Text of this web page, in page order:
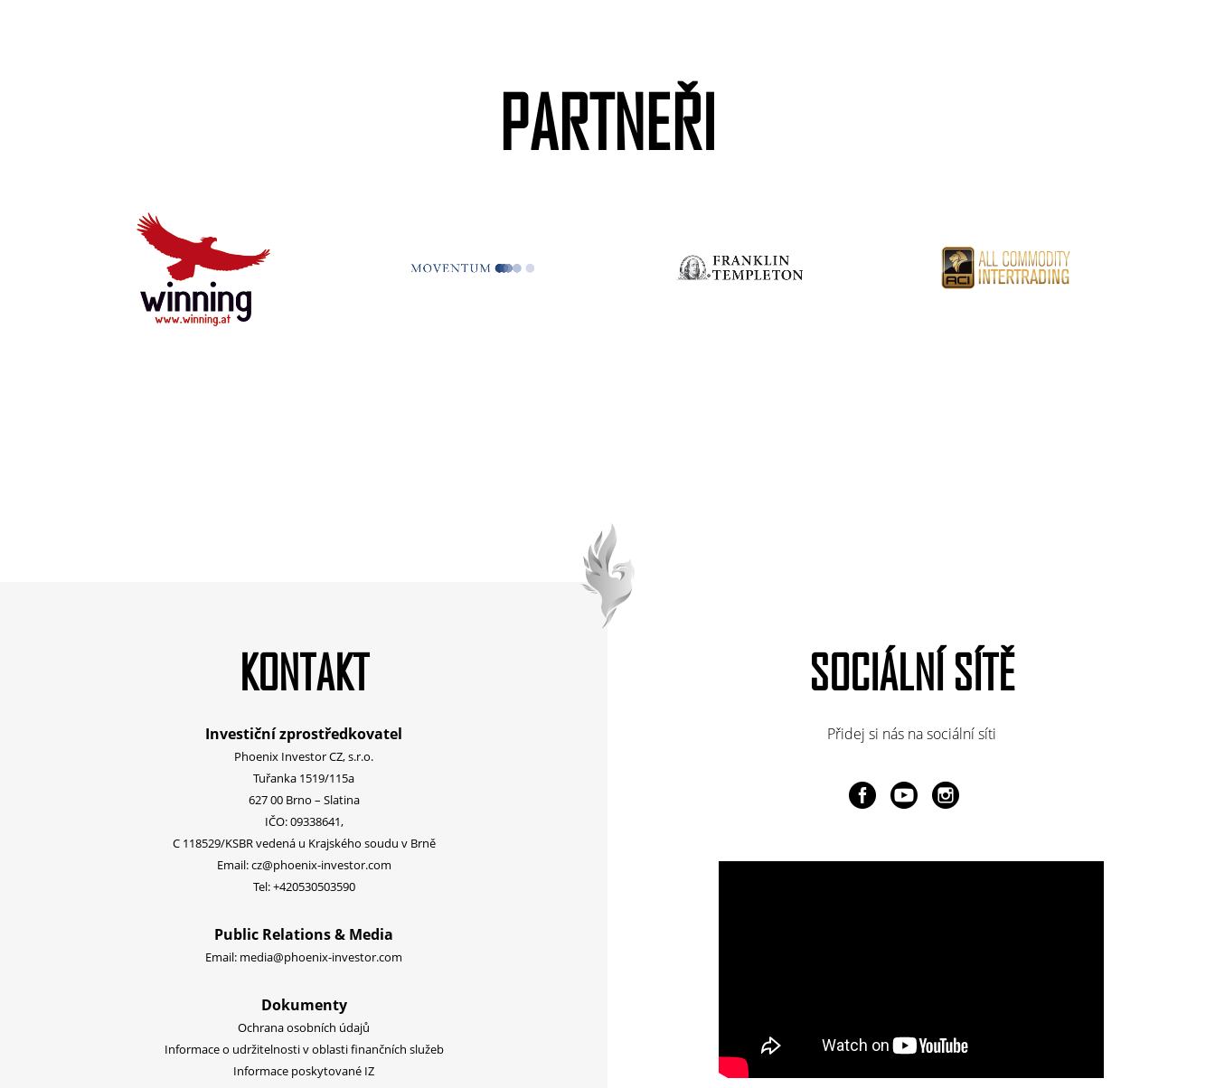
PARTNEŘI
KONTAKT
Investiční zprostředkovatel
Phoenix Investor CZ, s.r.o.
Tuřanka 1519/115a
627 00 Brno – Slatina
IČO: 09338641,
C 118529/KSBR vedená u Krajského soudu v Brně
Email:cz@phoenix-investor.com
Tel:+420530503590
Public Relations & Media
Email: media@phoenix-investor.com
Dokumenty
Ochrana osobních údajů
Informace o udržitelnosti v oblasti finančních služeb
Informace poskytované IZ
SOCIÁLNÍ SÍTĚ
Přidej si nás na sociální síti